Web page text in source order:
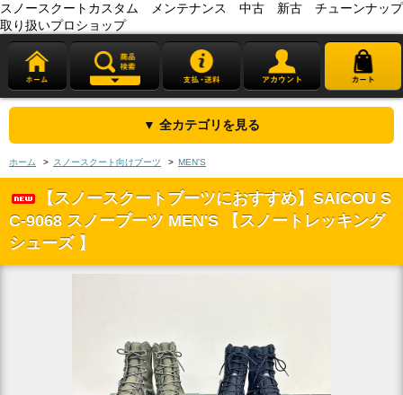
スノースクートカスタム メンテナンス 中古 新古 チューンナップ
取り扱いプロショップ
▼ 全カテゴリを見る
ホーム > スノースクート向けブーツ > MEN'S
【スノースクートブーツにおすすめ】SAICOU S
C-9068 スノーブーツ MEN'S 【スノートレッキング
シューズ 】